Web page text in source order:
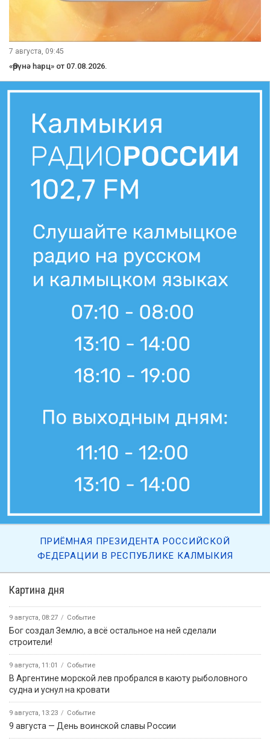
7 августа, 21:10
Вести Калмыкия. Вечерний выпуск от 07.08.2026.
Вести Калмыкия. Дневной выпуск от 07.08.2026.
7 августа, 09:45
«Өрүнә һарц» от 07.08.2026.